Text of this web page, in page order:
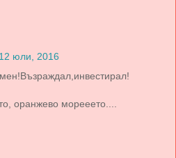
юли, 2016
оранжево морееето....